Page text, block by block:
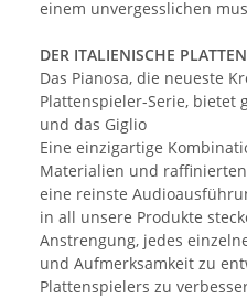
einem unvergesslichen
DER ITALIENISCHE
Das Pianosa, die neueste
Plattenspieler-Serie, bietet
und das Giglio
Eine einzigartige
Materialien und
eine reinste
in all unsere Produkte
Anstrengung, jedes
und Aufmerksamkeit zu
Plattenspielers zu